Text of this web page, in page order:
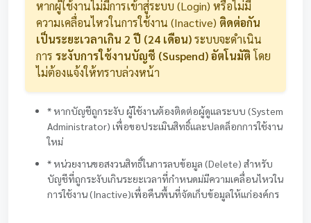
หากผู้ใช้งานไม่มีการเข้าสู่ระบบ (Login) หรือไม่มี
ความเคลื่อนไหวในการใช้งาน (Inactive) ติดต่อกัน
เป็นระยะเวลาเกิน 2 ปี (24 เดือน)ระบบจะดำเนิน
การ ระงับการใช้งานบัญชี (Suspend) อัตโนมัติ โดย
ไม่ต้องแจ้งให้ทราบล่วงหน้า
* หากบัญชีถูกระงับ ผู้ใช้งานต้องติดต่อผู้ดูแลระบบ (System
Administrator) เพื่อขอประเมินสิทธิ์และปลดล็อกการใช้งาน
ใหม่
* หน่วยงานขอสงวนสิทธิ์ในการลบข้อมูล (Delete) สำหรับ
บัญชีที่ถูกระงับเกินระยะเวลาที่กำหนดม่มีความเคลื่อนไหวใน
การใช้งาน (Inactive)เพื่อคืนพื้นที่จัดเก็บข้อมูลให้แก่องค์กร